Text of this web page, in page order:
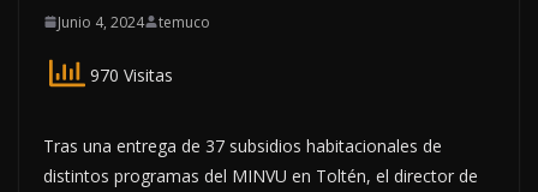
Junio 4, 2024 temuco
970 Visitas
Tras una entrega de 37 subsidios habitacionales de
distintos programas del MINVU en Toltén, el director de